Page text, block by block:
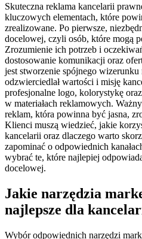
Skuteczna reklama kancelarii
kluczowych elementach, które
zrealizowane. Po pierwsze,
docelowej, czyli osób, które mogą
Zrozumienie ich potrzeb i
dostosowanie komunikacji oraz
jest stworzenie spójnego
odzwierciedlał wartości i misję
profesjonalne logo, kolorystykę
w materiałach reklamowych.
reklam, która powinna być jasna,
Klienci muszą wiedzieć, jakie
kancelarii oraz dlaczego warto
zapominać o odpowiednich
wybrać te, które najlepiej
docelowej.
Jakie narzędzia
najlepsze dla
Wybór odpowiednich narzędzi